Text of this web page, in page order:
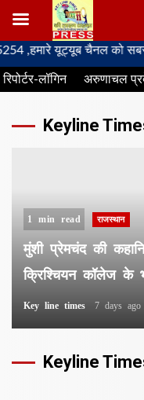
Skip
to
content
यूट्यूब चैनल को
रिपोर्टर-लॉगिन अरुणाचल
Keyline
1 min read राजस्थान
मुंशी प्रेमचंद की
क्रिश्चियन कॉलेज के
Key line times 7 days ago
Keyline